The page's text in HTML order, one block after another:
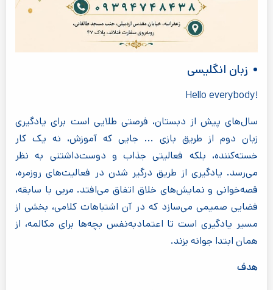
زبان انگلیسی
Hello everybody!‎
سال‌های پیش از دبستان، فرصتی طلایی است برای یادگیری
زبان دوم از طریق بازی ... جایی که آموزش، نه یک کار
خسته‌کننده، بلکه فعالیتی جذاب و دوست‌داشتنی به نظر
می‌رسد. یادگیری از طریق درگیر شدن در فعالیت‌های روزمره،
قصه‌خوانی و نمایش‌های خلاق اتفاق می‌افتد. مربی با سابقه،
فضایی صمیمی می‌سازد که در آن اشتباهات کلامی، بخشی از
مسیر یادگیری است تا اعتمادبه‌نفس بچه‌ها برای مکالمه، از
همان ابتدا جوانه بزند.
هدف